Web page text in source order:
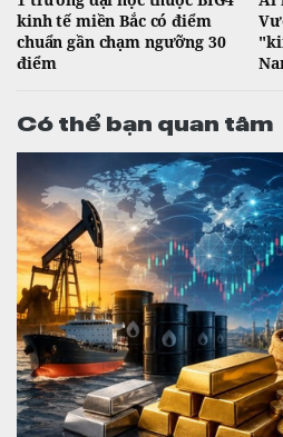
kinh tế miền Bắc có điểm
chuẩn gần chạm ngưỡng 30
điểm
Có thể bạn quan tâm